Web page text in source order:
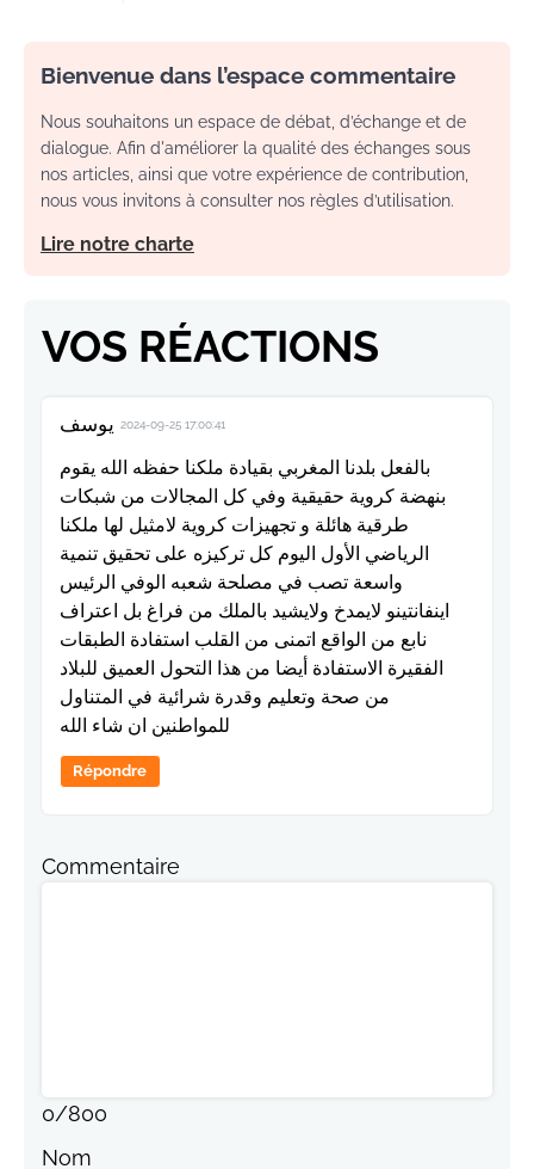
Bienvenue dans l’espace commentaire
Nous souhaitons un espace de débat, d’échange et de
dialogue. Afin d'améliorer la qualité des échanges sous
nos articles, ainsi que votre expérience de contribution,
nous vous invitons à consulter nos règles d’utilisation.
Lire notre charte
VOS RÉACTIONS
يوسف 2024-09-25 17:00:41
بالفعل بلدنا المغربي بقيادة ملكنا حفظه الله يقوم
بنهضة كروية حقيقية وفي كل المجالات من شبكات
طرقية هائلة و تجهيزات كروية لامثيل لها ملكنا
الرياضي الأول اليوم كل تركيزه على تحقيق تنمية
واسعة تصب في مصلحة شعبه الوفي الرئيس
اينفانتينو لايمدخ ولايشيد بالملك من فراغ بل اعتراف
نابع من الواقع اتمنى من القلب استفادة الطبقات
الفقيرة الاستفادة أيضا من هذا التحول العميق للبلاد
من صحة وتعليم وقدرة شرائية في المتناول
للمواطنين ان شاء الله
Répondre
Commentaire
0/800
Nom